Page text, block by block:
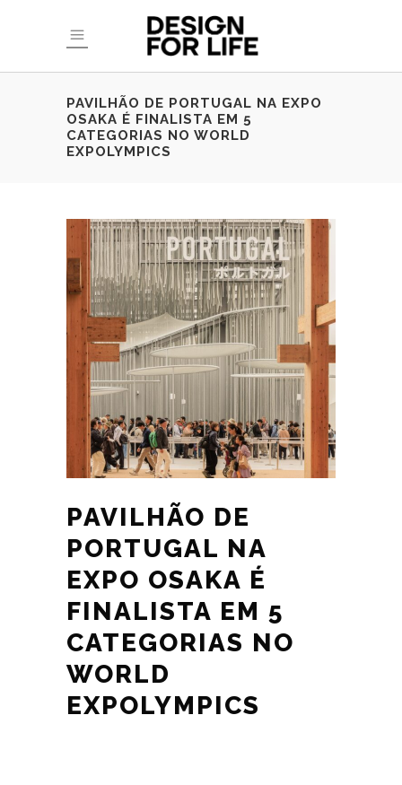
PAVILHÃO DE PORTUGAL NA EXPO
OSAKA É FINALISTA EM 5
CATEGORIAS NO WORLD
EXPOLYMPICS
PAVILHÃO DE
PORTUGAL NA
EXPO OSAKA É
FINALISTA EM 5
CATEGORIAS NO
WORLD
EXPOLYMPICS